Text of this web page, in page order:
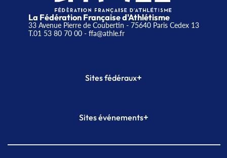
La Fédération Française d'Athlétisme
33 Avenue Pierre de Coubertin - 75640 Paris Cedex 13
T.01 53 80 70 00- ffa@athle.fr
Sites fédéraux+
Plateforme Formation
Sites événements+
Meeting de Paris indoor